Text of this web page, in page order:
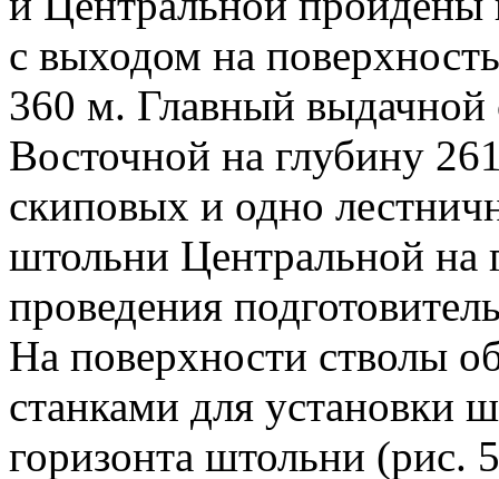
с выходом на
360 м. Главный
Восточной на глубину
скиповых и одно
штольни Центральной на
проведения
На поверхности стволы
станками для
горизонта штольни (рис.